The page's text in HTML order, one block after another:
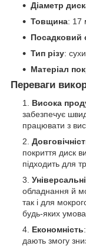
Діаметр
Товщина: 17
Посадковий
Тип різу:
Матеріал
Переваги
Висока
забезпечує
працювати з
покриття диск
підходить для
обладнання й
так і для
будь-яких
Економність
дають змогу